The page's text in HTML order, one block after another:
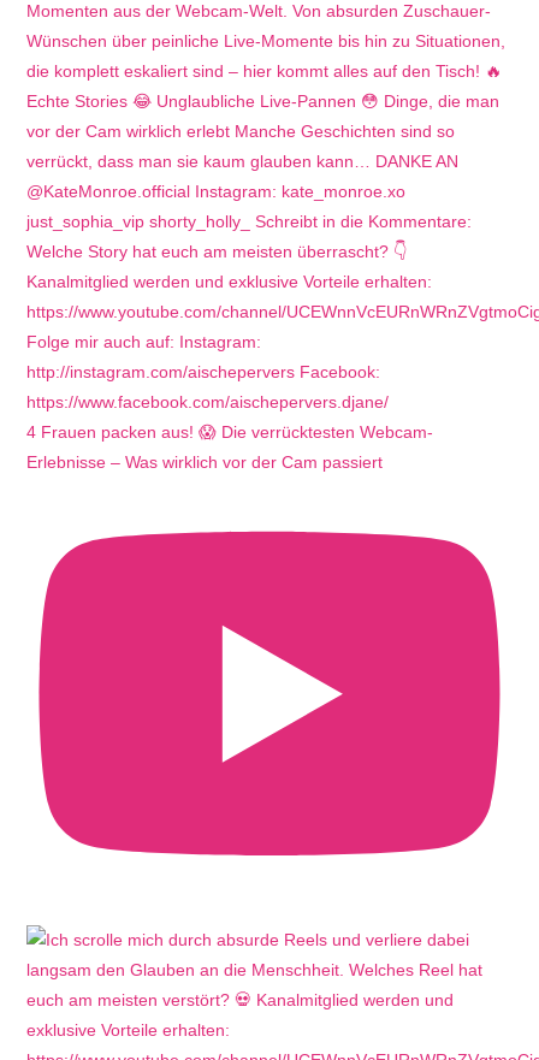
4 Frauen packen aus! 😱 Die verrücktesten Webcam-
Erlebnisse – Was wirklich vor der Cam passiert